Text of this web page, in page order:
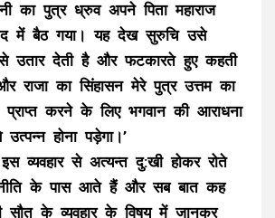
का पुत्र ध्रुव अपने पिता महाराज
में बैठ गया। यह देख सुरुचि उसे
उतार देती है और फटकारते हुए कहती
राजा का सिंहासन मेरे पुत्र उत्तम का
करने के लिए भगवान की आराधना
होना पड़ेगा।’
व्यवहार से अत्यन्त दु:खी होकर रोते
के पास आते हैं और सब बात कह
सौत के व्यवहार के विषय में जानकर